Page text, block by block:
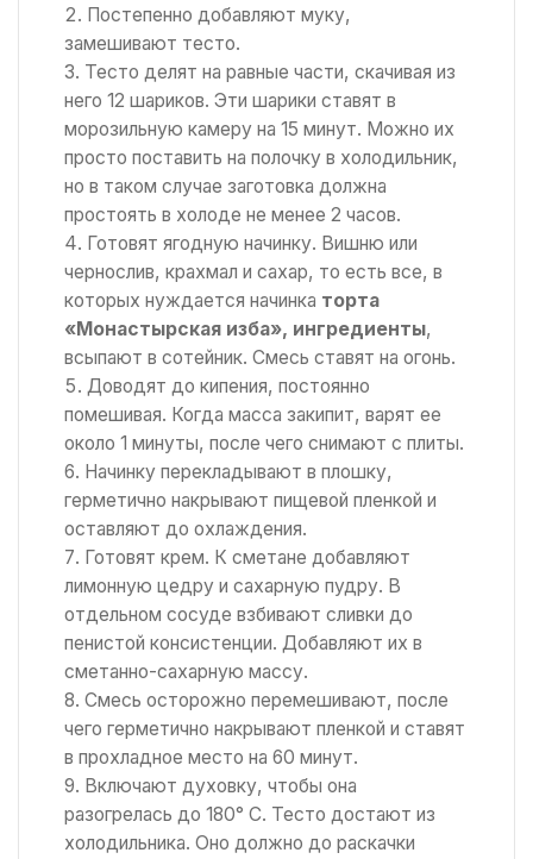
Постепенно добавляют муку,
замешивают тесто.
Тесто делят на равные части, скачивая из
него 12 шариков. Эти шарики ставят в
морозильную камеру на 15 минут. Можно их
просто поставить на полочку в холодильник,
но в таком случае заготовка должна
простоять в холоде не менее 2 часов.
Готовят ягодную начинку. Вишню или
чернослив, крахмал и сахар, то есть все, в
которых нуждается начинка торта
«Монастырская изба», ингредиенты,
всыпают в сотейник. Смесь ставят на огонь.
Доводят до кипения, постоянно
помешивая. Когда масса закипит, варят ее
около 1 минуты, после чего снимают с плиты.
Начинку перекладывают в плошку,
герметично накрывают пищевой пленкой и
оставляют до охлаждения.
Готовят крем. К сметане добавляют
лимонную цедру и сахарную пудру. В
отдельном сосуде взбивают сливки до
пенистой консистенции. Добавляют их в
сметанно-сахарную массу.
Смесь осторожно перемешивают, после
чего герметично накрывают пленкой и ставят
в прохладное место на 60 минут.
Включают духовку, чтобы она
разогрелась до 180° С. Тесто достают из
холодильника. Оно должно до раскачки